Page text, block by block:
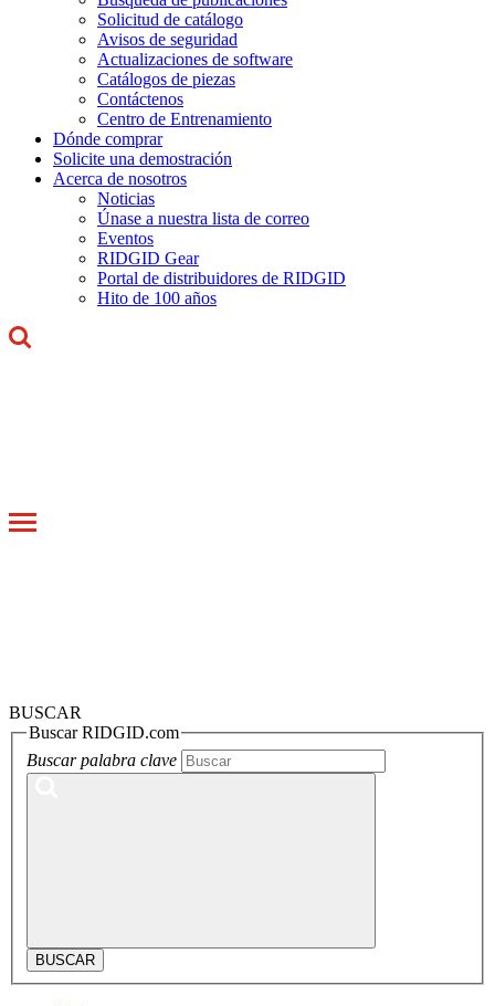
Solicitud de catálogo
Avisos de seguridad
Actualizaciones de software
Catálogos de piezas
Contáctenos
Centro de Entrenamiento
Dónde comprar
Solicite una demostración
Acerca de nosotros
Noticias
Únase a nuestra lista de correo
Eventos
RIDGID Gear
Portal de distribuidores de RIDGID
Hito de 100 años
Toggle
BUSCAR
Buscar RIDGID.com
Buscar palabra clave
BUSCAR